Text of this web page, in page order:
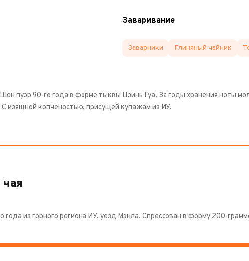
Заваривание
Заварники Глиняный чайник
пуэр 90-го года в форме тыквы Цзинь Гуа. За годы хранения ноты
С изящной копченостью, присущей купажам из ИУ.
чая
года из горного региона ИУ, уезд Мэнла. Спрессован в форму 200-